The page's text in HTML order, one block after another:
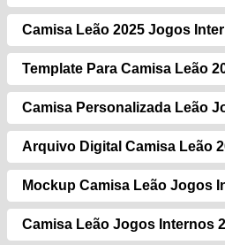
Camisa Leão 2025 Jogos
Template Para Camisa Leão
Camisa Personalizada Leão
Arquivo Digital Camisa Leão
Mockup Camisa Leão Jogos
Camisa Leão Jogos Internos